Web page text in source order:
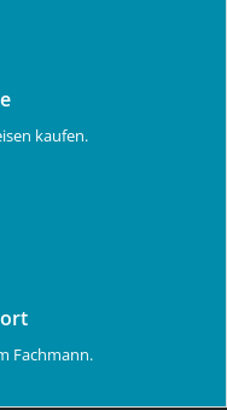
kaufen.
Fachmann.